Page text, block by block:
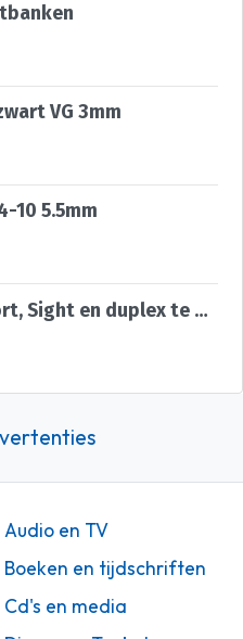
VG 3mm
10 5.5mm
Diopter Spy short, Sight en duplex te koop
Audio en TV
Boeken en tijdschriften
Cd's en media